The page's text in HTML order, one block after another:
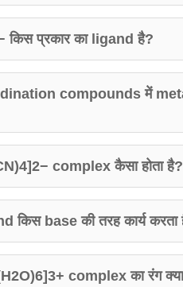
किस प्रकार का ligand है?
compounds में
complex कैसा होता है?
किस base की तरह कार्य करता
complex का रंग क्या